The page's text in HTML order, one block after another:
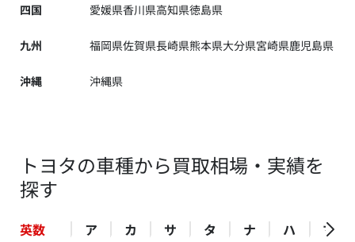
四国 愛媛県香川県高知県徳島県
九州 福岡県佐賀県長崎県熊本県大分県宮崎県鹿児島県
沖縄 沖縄県
トヨタの車種から買取相場・実績を
探す
英数 ア カ サ タ ナ ハ
マ